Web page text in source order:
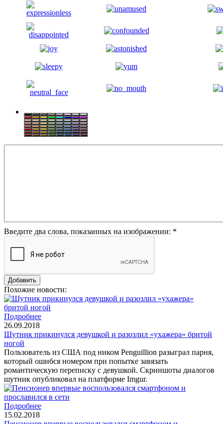
Введите два слова, показанных на изображении: *
Похожие новости:
Подробнее
26.09.2018
Шутник прикинулся девушкой и разозлил «ухажера» бритой
ногой
Пользователь из США под ником Penguillion разыграл парня,
который ошибся номером при попытке завязать
романтическую переписку с девушкой. Скриншоты диалогов
шутник опубликовал на платформе Imgur.
Подробнее
15.02.2018